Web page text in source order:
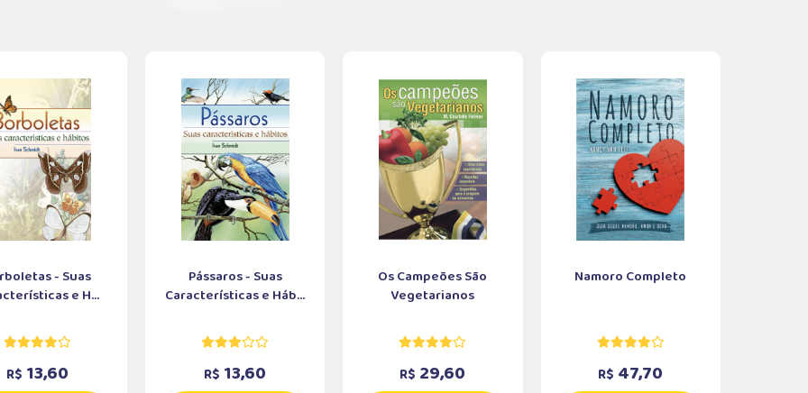
- Suas
e H...
R$ 13,60
Pássaros - Suas
Características e Háb...
R$ 13,60
Os Campeões São
Vegetarianos
R$ 29,60
Namoro Completo
R$ 47,70